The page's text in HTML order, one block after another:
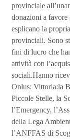
provinciale
donazioni a favore
esplicano la
provinciali. Sono
fini di lucro che
attività con
sociali.Hanno
Onlus: Vittoria:la
Piccole Stelle, la
l’Emergency,
della Lega
l’ANFFAS di